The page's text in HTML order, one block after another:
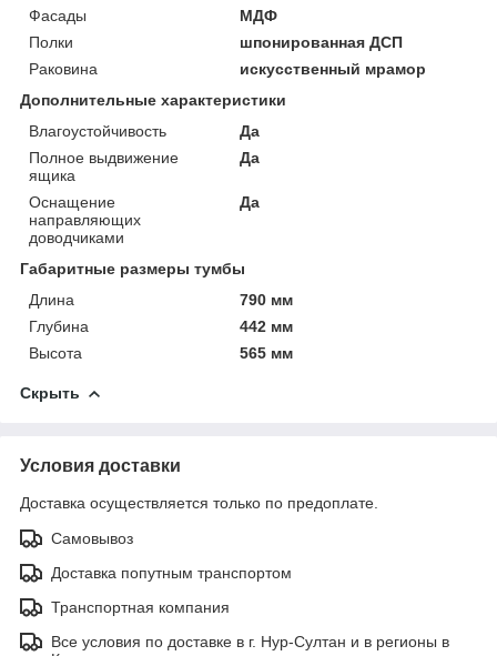
Фасады
МДФ
Полки
шпонированная ДСП
Раковина
искусственный мрамор
Дополнительные характеристики
Влагоустойчивость
Да
Полное выдвижение
ящика
Да
Оснащение
направляющих
доводчиками
Да
Габаритные размеры тумбы
Длина
790 мм
Глубина
442 мм
Высота
565 мм
Скрыть
Условия доставки
Доставка осуществляется только по предоплате.
Самовывоз
Доставка попутным транспортом
Транспортная компания
Все условия по доставке в г. Нур-Султан и в регионы в